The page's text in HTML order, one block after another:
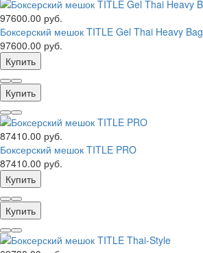
97600.00 руб.
Боксерский мешок TITLE Gel Thai Heavy Bag
97600.00 руб.
Купить
Купить
87410.00 руб.
Боксерский мешок TITLE PRO
87410.00 руб.
Купить
Купить